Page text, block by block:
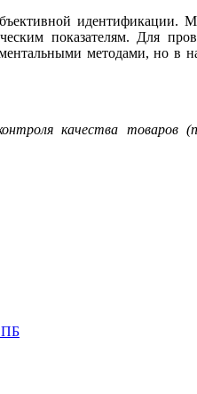
идентификации.
показателям. Для
методами, но в
качества товаров